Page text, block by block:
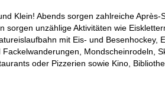
Klein! Abends sorgen zahlreiche
unzählige Aktivitäten wie
mit Eis- und Besenhockey,
Mondscheinrodeln,
oder Pizzerien sowie Kino,